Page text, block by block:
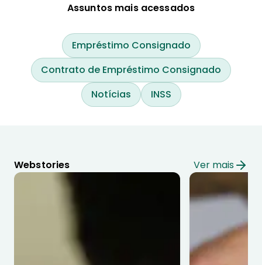
Assuntos mais acessados
Empréstimo Consignado
Contrato de Empréstimo Consignado
Notícias
INSS
Webstories Ver mais